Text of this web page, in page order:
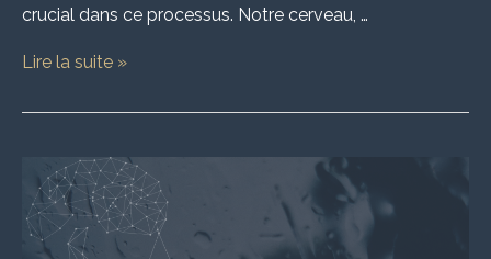
crucial dans ce processus. Notre cerveau, …
Lire la suite »
Adopter
une
attitude